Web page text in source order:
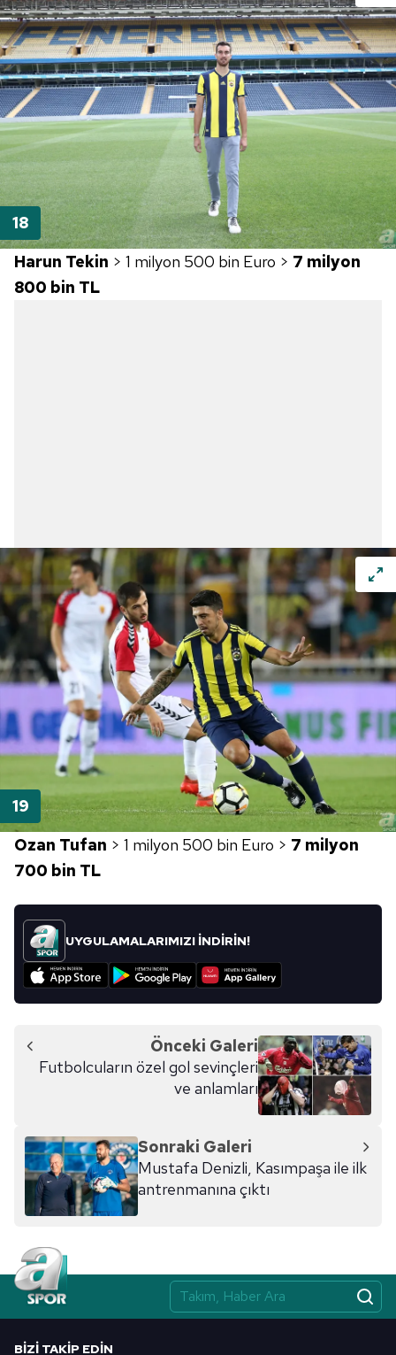
Harun Tekin > 1 milyon 500 bin Euro > 7 milyon
800 bin TL
Ozan Tufan > 1 milyon 500 bin Euro > 7 milyon
700 bin TL
UYGULAMALARIMIZI İNDİRİN!
Önceki Galeri
Futbolcuların özel gol sevinçleri
ve anlamları
Sonraki Galeri
Mustafa Denizli, Kasımpaşa ile ilk
antrenmanına çıktı
BIZI TAKIP EDIN